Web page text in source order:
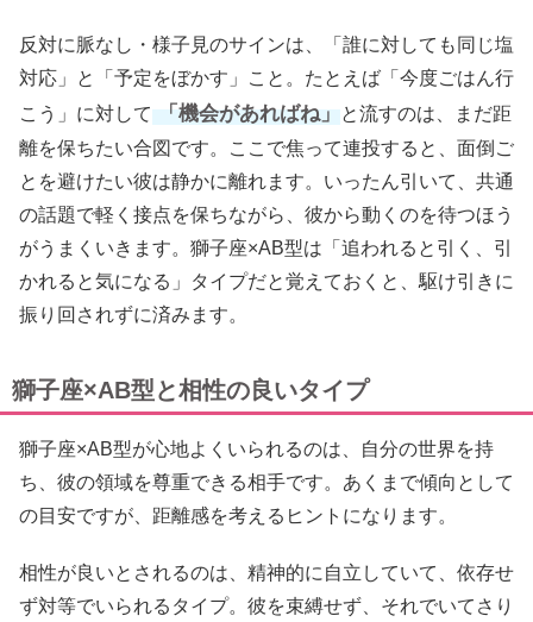
反対に脈なし・様子見のサインは、「誰に対しても同じ塩
対応」と「予定をぼかす」こと。たとえば「今度ごはん行
こう」に対して 「機会があればね」と流すのは、まだ距
離を保ちたい合図です。ここで焦って連投すると、面倒ご
とを避けたい彼は静かに離れます。いったん引いて、共通
の話題で軽く接点を保ちながら、彼から動くのを待つほう
がうまくいきます。獅子座×AB型は「追われると引く、引
かれると気になる」タイプだと覚えておくと、駆け引きに
振り回されずに済みます。
獅子座×AB型と相性の良いタイプ
獅子座×AB型が心地よくいられるのは、自分の世界を持
ち、彼の領域を尊重できる相手です。あくまで傾向として
の目安ですが、距離感を考えるヒントになります。
相性が良いとされるのは、精神的に自立していて、依存せ
ず対等でいられるタイプ。彼を束縛せず、それでいてさり